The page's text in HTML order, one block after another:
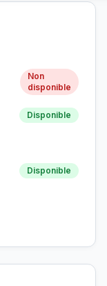
Non
disponible
Disponible
Disponible